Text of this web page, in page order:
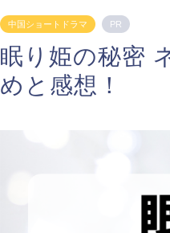
中国ショートドラマ PR
眠り姫の秘密
めと感想！